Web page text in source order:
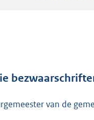
van de